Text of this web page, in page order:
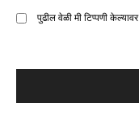
पुढील वेळी मी टिप्पणी